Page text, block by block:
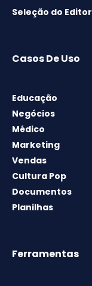
Seleção do Editor
Casos De Uso
Educação
Negócios
Médico
Marketing
Vendas
Cultura Pop
Documentos
Planilhas
Ferramentas